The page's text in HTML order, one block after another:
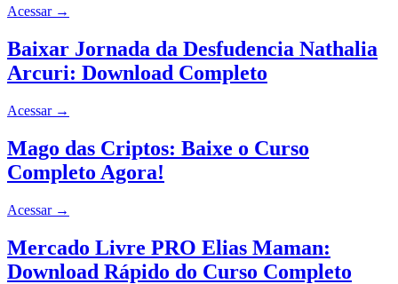
Acessar →
Baixar Jornada da Desfudencia Nathalia
Arcuri: Download Completo
Acessar →
Mago das Criptos: Baixe o Curso
Completo Agora!
Acessar →
Mercado Livre PRO Elias Maman:
Download Rápido do Curso Completo